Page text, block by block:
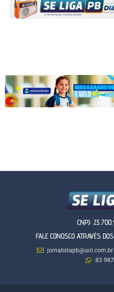
CNPJ:
FALE CONOSCO ATRAVÉS
jornalistapb@uol.com.br
83